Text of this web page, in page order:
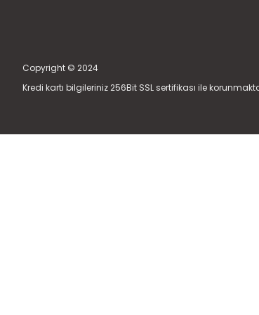
Copyright © 2024
Kredi kartı bilgileriniz 256Bit SSL sertifikası ile